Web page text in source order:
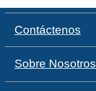
Contáctenos
Sobre Nosotros